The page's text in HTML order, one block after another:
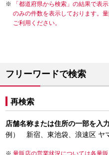
「都道府県から検索」の結果で表
のみの件数を表示しております。
ご利用ください。
フリーワードで検索
再検索
店舗名称または住所の一部を入
例） 新宿、東池袋、浪速区 ヤ
量販店の営業状況については各量販